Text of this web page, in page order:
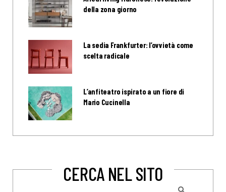
della zona giorno
La sedia Frankfurter: l’ovvietà come
scelta radicale
L’anfiteatro ispirato a un fiore di
Mario Cucinella
CERCA NEL SITO